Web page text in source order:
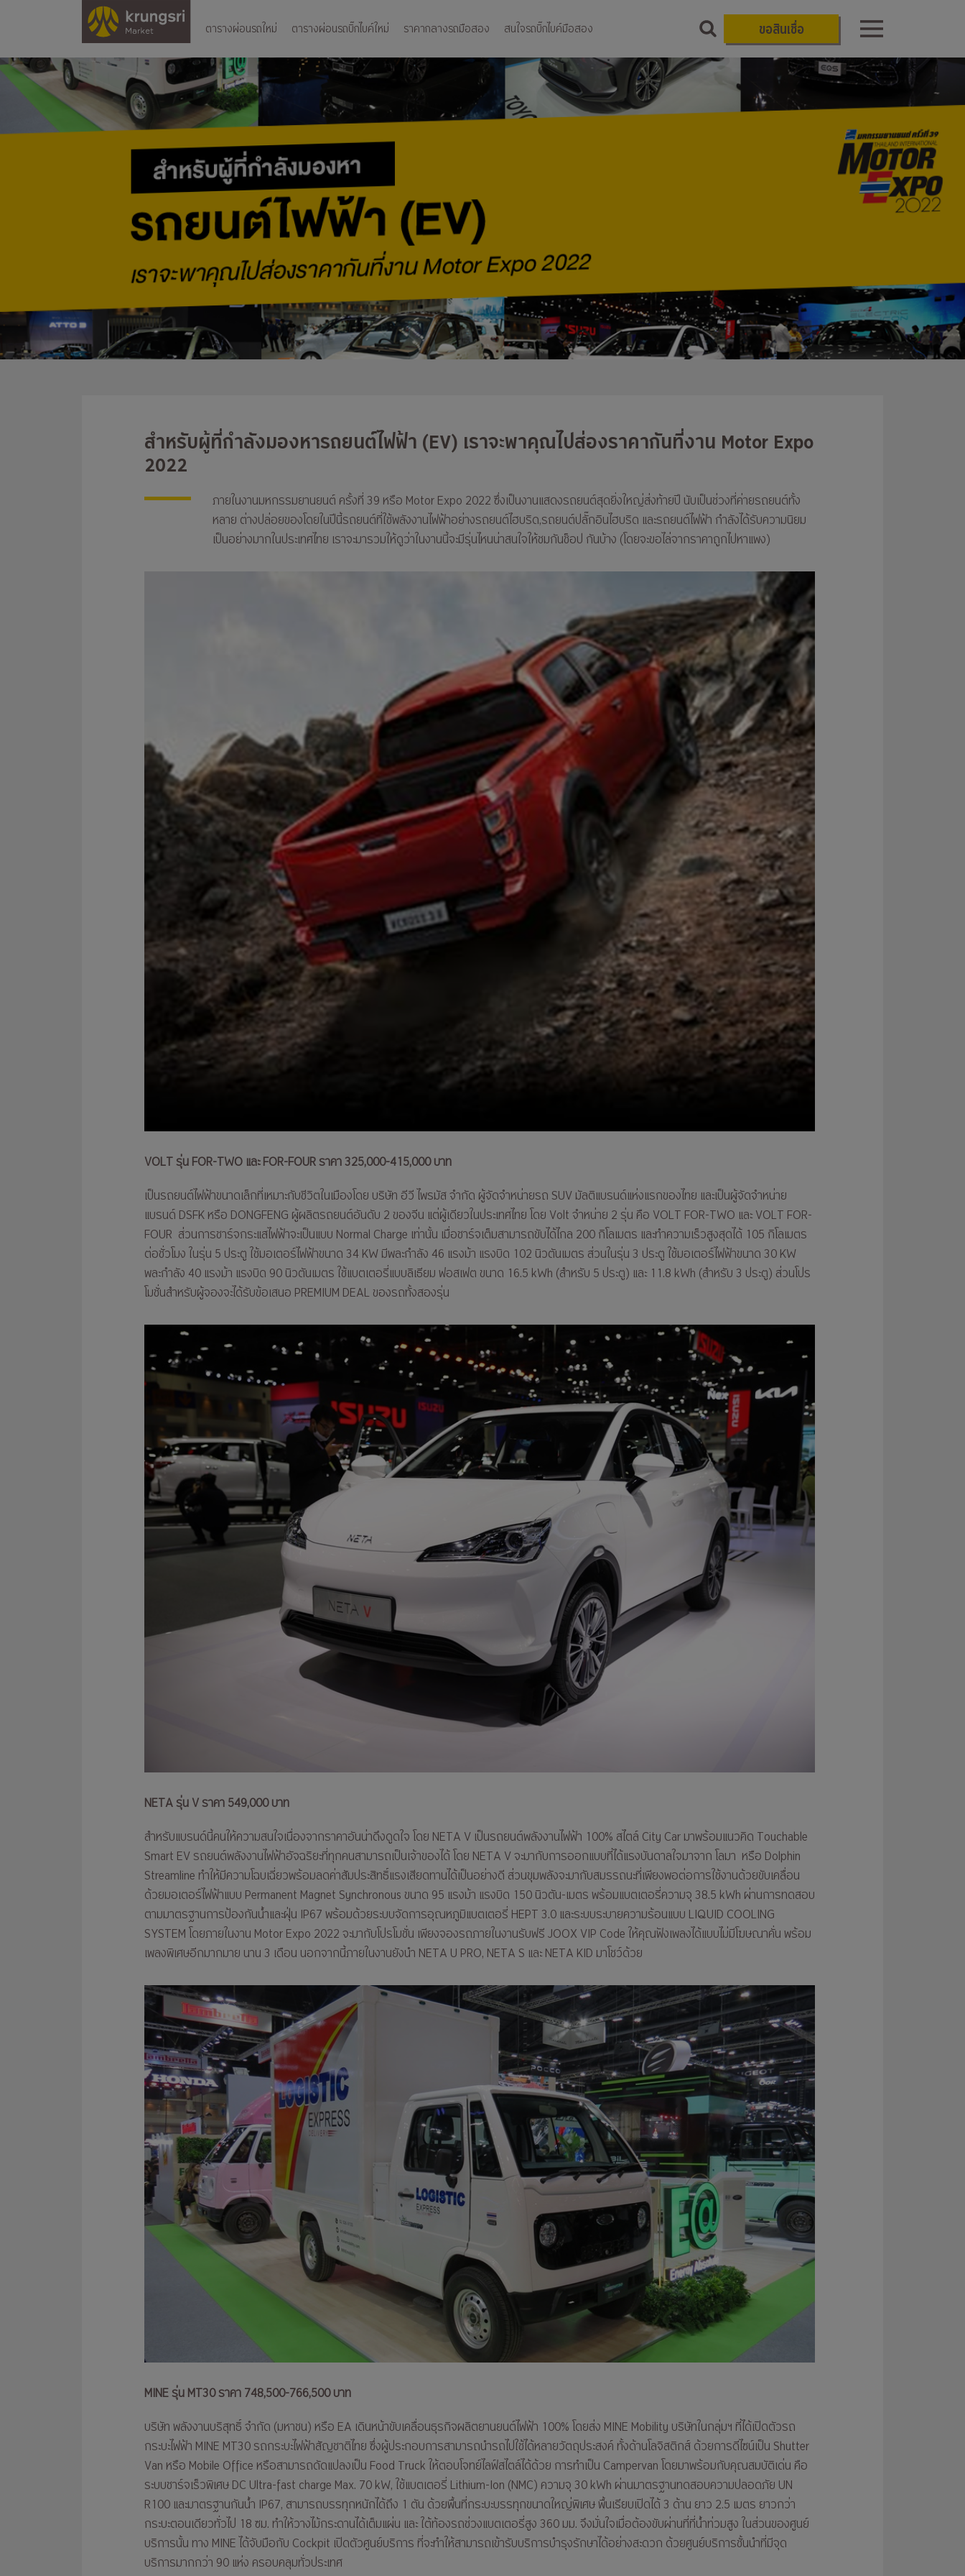
ตารางผ่อนรถใหม่ ตารางผ่อนรถบิ๊กไบค์ใหม่ ราคากลางรถมือสอง สนใจรถบิ๊กไบค์มือสอง ขอสินเชื่อ
สำหรับผู้ที่กำลังมองหารถยนต์ไฟฟ้า (EV) เราจะพาคุณไปส่องราคากันที่งาน Motor Expo
2022
ภายในงานมหกรรมยานยนต์ ครั้งที่ 39 หรือ Motor Expo 2022 ซึ่งเป็นงานแสดงรถยนต์สุดยิ่งใหญ่ส่งท้ายปี นับเป็นช่วงที่ค่ายรถยนต์ทั้ง
หลาย ต่างปล่อยของโดยในปีนี้รถยนต์ที่ใช้พลังงานไฟฟ้าอย่างรถยนต์ไฮบริด,รถยนต์ปลั๊กอินไฮบริด และรถยนต์ไฟฟ้า กำลังได้รับความนิยม
เป็นอย่างมากในประเทศไทย เราจะมารวมให้ดูว่าในงานนี้จะมีรุ่นไหนน่าสนใจให้ชมกันช็อป กันบ้าง (โดยจะขอไล่จากราคาถูกไปหาแพง)
VOLT รุ่น FOR-TWO และ FOR-FOUR ราคา 325,000-415,000 บาท
เป็นรถยนต์ไฟฟ้าขนาดเล็กที่เหมาะกับชีวิตในเมืองโดย บริษัท อีวี ไพรมัส จำกัด ผู้จัดจำหน่ายรถ SUV มัลติแบรนด์แห่งแรกของไทย และเป็นผู้จัดจำหน่าย
แบรนด์ DSFK หรือ DONGFENG ผู้ผลิตรถยนต์อันดับ 2 ของจีน แต่ผู้เดียวในประเทศไทย โดย Volt จำหน่าย 2 รุ่น คือ VOLT FOR-TWO และ VOLT FOR-
FOUR ส่วนการชาร์จกระแสไฟฟ้าจะเป็นแบบ Normal Charge เท่านั้น เมื่อชาร์จเต็มสามารถขับได้ไกล 200 กิโลเมตร และทำความเร็วสูงสุดได้ 105 กิโลเมตร
ต่อชั่วโมง ในรุ่น 5 ประตู ใช้มอเตอร์ไฟฟ้าขนาด 34 KW มีพละกำลัง 46 แรงม้า แรงบิด 102 นิวตันเมตร ส่วนในรุ่น 3 ประตู ใช้มอเตอร์ไฟฟ้าขนาด 30 KW
พละกำลัง 40 แรงม้า แรงบิด 90 นิวตันเมตร ใช้แบตเตอรี่แบบลิเธียม ฟอสเฟต ขนาด 16.5 kWh (สำหรับ 5 ประตู) และ 11.8 kWh (สำหรับ 3 ประตู) ส่วนโปร
โมชั่นสำหรับผู้จองจะได้รับข้อเสนอ PREMIUM DEAL ของรถทั้งสองรุ่น
NETA รุ่น V ราคา 549,000 บาท
สำหรับแบรนด์นี้คนให้ความสนใจเนื่องจากราคาอันน่าดึงดูดใจ โดย NETA V เป็นรถยนต์พลังงานไฟฟ้า 100% สไตล์ City Car มาพร้อมแนวคิด Touchable
Smart EV รถยนต์พลังงานไฟฟ้าอัจฉริยะที่ทุกคนสามารถเป็นเจ้าของได้ โดย NETA V จะมากับการออกแบบที่ได้แรงบันดาลใจมาจาก โลมา หรือ Dolphin
Streamline ทำให้มีความโฉบเฉี่ยวพร้อมลดค่าสัมประสิทธิ์แรงเสียดทานได้เป็นอย่างดี ส่วนขุมพลังจะมากับสมรรถนะที่เพียงพอต่อการใช้งานด้วยขับเคลื่อน
ด้วยมอเตอร์ไฟฟ้าแบบ Permanent Magnet Synchronous ขนาด 95 แรงม้า แรงบิด 150 นิวตัน-เมตร พร้อมแบตเตอรี่ความจุ 38.5 kWh ผ่านการทดสอบ
ตามมาตรฐานการป้องกันน้ำและฝุ่น IP67 พร้อมด้วยระบบจัดการอุณหภูมิแบตเตอรี่ HEPT 3.0 และระบบระบายความร้อนแบบ LIQUID COOLING
SYSTEM โดยภายในงาน Motor Expo 2022 จะมากับโปรโมชั่น เพียงจองรถภายในงานรับฟรี JOOX VIP Code ให้คุณฟังเพลงได้แบบไม่มีโฆษณาคั่น พร้อม
เพลงพิเศษอีกมากมาย นาน 3 เดือน นอกจากนี้ภายในงานยังนำ NETA U PRO, NETA S และ NETA KID มาโชว์ด้วย
MINE รุ่น MT30 ราคา 748,500-766,500 บาท
บริษัท พลังงานบริสุทธิ์ จำกัด (มหาชน) หรือ EA เดินหน้าขับเคลื่อนธุรกิจผลิตยานยนต์ไฟฟ้า 100% โดยส่ง MINE Mobility บริษัทในกลุ่มฯ ที่ได้เปิดตัวรถ
กระบะไฟฟ้า MINE MT30 รถกระบะไฟฟ้าสัญชาติไทย ซึ่งผู้ประกอบการสามารถนำรถไปใช้ได้หลายวัตถุประสงค์ ทั้งด้านโลจิสติกส์ ด้วยการดีไซน์เป็น Shutter
Van หรือ Mobile Office หรือสามารถดัดแปลงเป็น Food Truck ให้ตอบโจทย์ไลฟ์สไตล์ได้ด้วย การทำเป็น Campervan โดยมาพร้อมกับคุณสมบัติเด่น คือ
ระบบชาร์จเร็วพิเศษ DC Ultra-fast charge Max. 70 kW, ใช้แบตเตอรี่ Lithium-Ion (NMC) ความจุ 30 kWh ผ่านมาตรฐานทดสอบความปลอดภัย UN
R100 และมาตรฐานกันน้ำ IP67, สามารถบรรทุกหนักได้ถึง 1 ตัน ด้วยพื้นที่กระบะบรรทุกขนาดใหญ่พิเศษ พื้นเรียบเปิดได้ 3 ด้าน ยาว 2.5 เมตร ยาวกว่า
กระบะตอนเดียวทั่วไป 18 ซม. ทำให้วางไม้กระดานได้เต็มแผ่น และ ใต้ท้องรถช่วงแบตเตอรี่สูง 360 มม. จึงมั่นใจเมื่อต้องขับผ่านที่ที่น้ำท่วมสูง ในส่วนของศูนย์
บริการนั้น ทาง MINE ได้จับมือกับ Cockpit เปิดตัวศูนย์บริการ ที่จะทำให้สามารถเข้ารับบริการบำรุงรักษาได้อย่างสะดวก ด้วยศูนย์บริการชั้นนำที่มีจุด
บริการมากกว่า 90 แห่ง ครอบคลุมทั่วประเทศ